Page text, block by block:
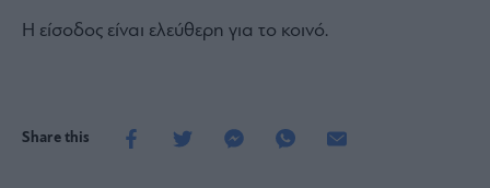
Η είσοδος είναι ελεύθερη για το κοινό.
Share this